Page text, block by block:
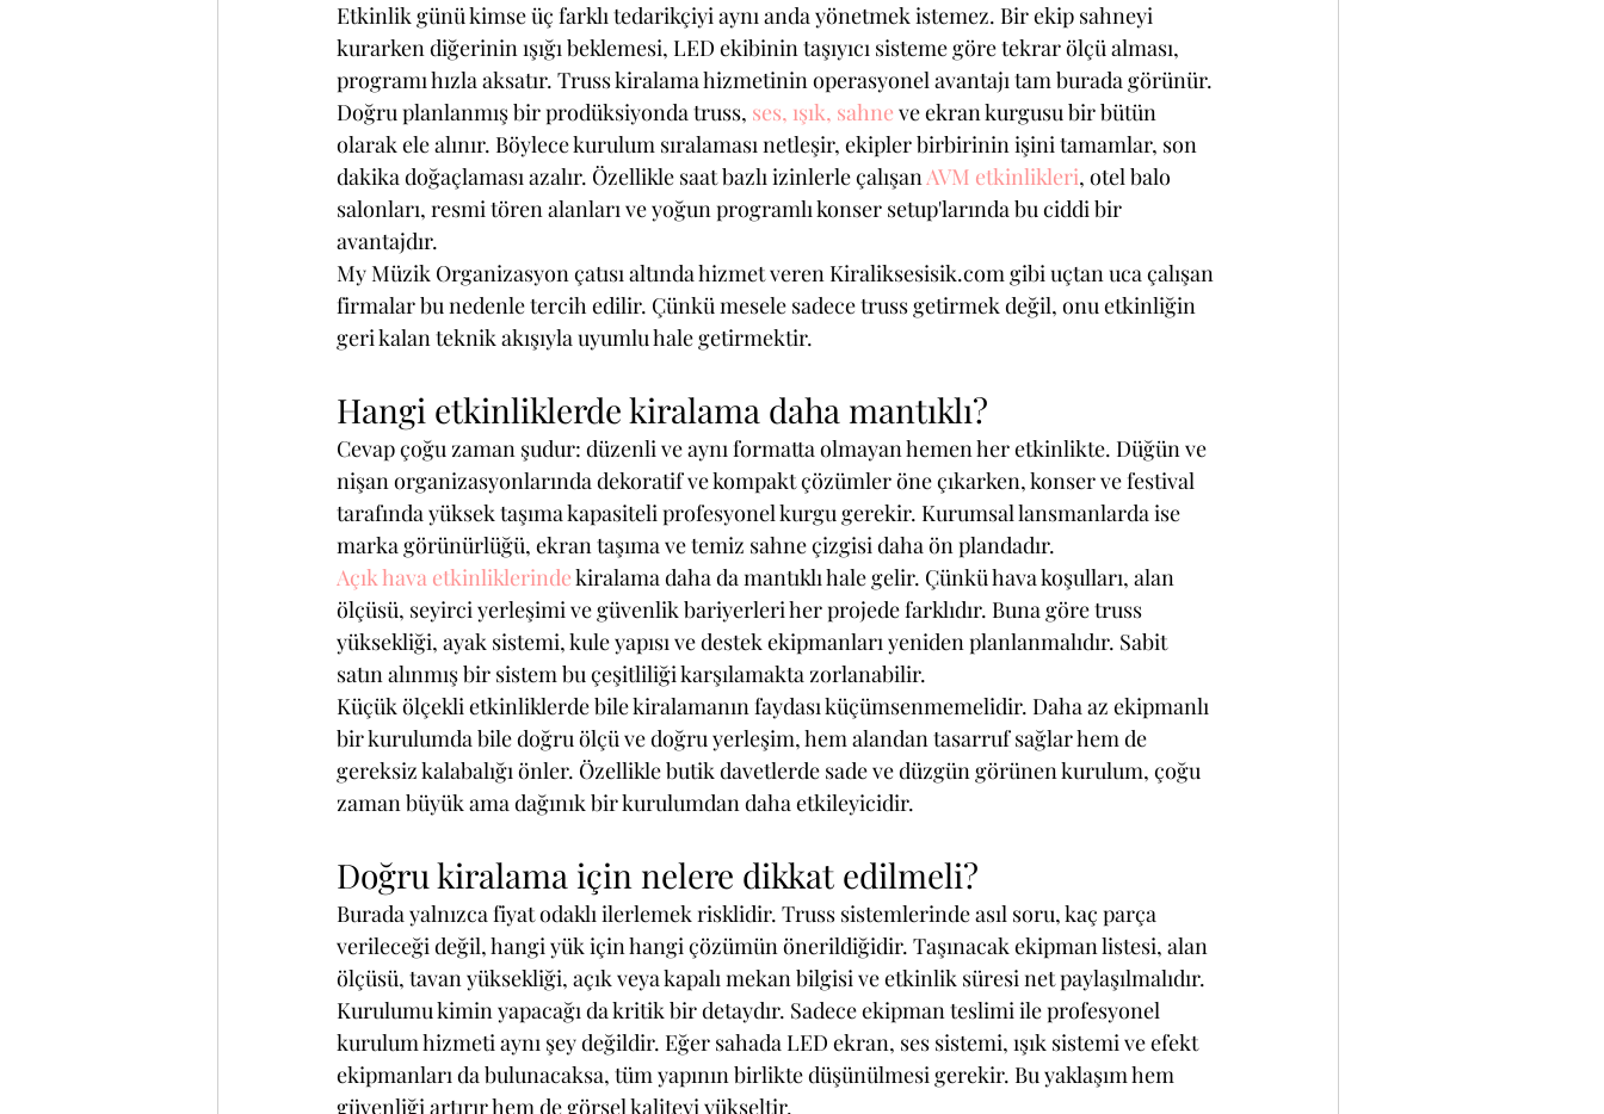
Etkinlik günü kimse üç farklı tedarikçiyi aynı anda yönetmek istemez. Bir ekip sahneyi
kurarken diğerinin ışığı beklemesi, LED ekibinin taşıyıcı sisteme göre tekrar ölçü alması,
programı hızla aksatır. Truss kiralama hizmetinin operasyonel avantajı tam burada görünür.
Doğru planlanmış bir prodüksiyonda truss, ses, ışık, sahne ve ekran kurgusu bir bütün
olarak ele alınır. Böylece kurulum sıralaması netleşir, ekipler birbirinin işini tamamlar, son
dakika doğaçlaması azalır. Özellikle saat bazlı izinlerle çalışan AVM etkinlikleri, otel balo
salonları, resmi tören alanları ve yoğun programlı konser setup'larında bu ciddi bir
avantajdır.
My Müzik Organizasyon çatısı altında hizmet veren Kiraliksesisik.com gibi uçtan uca çalışan
firmalar bu nedenle tercih edilir. Çünkü mesele sadece truss getirmek değil, onu etkinliğin
geri kalan teknik akışıyla uyumlu hale getirmektir.
Hangi etkinliklerde kiralama daha mantıklı?
Cevap çoğu zaman şudur: düzenli ve aynı formatta olmayan hemen her etkinlikte. Düğün ve
nişan organizasyonlarında dekoratif ve kompakt çözümler öne çıkarken, konser ve festival
tarafında yüksek taşıma kapasiteli profesyonel kurgu gerekir. Kurumsal lansmanlarda ise
marka görünürlüğü, ekran taşıma ve temiz sahne çizgisi daha ön plandadır.
Açık hava etkinliklerinde kiralama daha da mantıklı hale gelir. Çünkü hava koşulları, alan
ölçüsü, seyirci yerleşimi ve güvenlik bariyerleri her projede farklıdır. Buna göre truss
yüksekliği, ayak sistemi, kule yapısı ve destek ekipmanları yeniden planlanmalıdır. Sabit
satın alınmış bir sistem bu çeşitliliği karşılamakta zorlanabilir.
Küçük ölçekli etkinliklerde bile kiralamanın faydası küçümsenmemelidir. Daha az ekipmanlı
bir kurulumda bile doğru ölçü ve doğru yerleşim, hem alandan tasarruf sağlar hem de
gereksiz kalabalığı önler. Özellikle butik davetlerde sade ve düzgün görünen kurulum, çoğu
zaman büyük ama dağınık bir kurulumdan daha etkileyicidir.
Doğru kiralama için nelere dikkat edilmeli?
Burada yalnızca fiyat odaklı ilerlemek risklidir. Truss sistemlerinde asıl soru, kaç parça
verileceği değil, hangi yük için hangi çözümün önerildiğidir. Taşınacak ekipman listesi, alan
ölçüsü, tavan yüksekliği, açık veya kapalı mekan bilgisi ve etkinlik süresi net paylaşılmalıdır.
Kurulumu kimin yapacağı da kritik bir detaydır. Sadece ekipman teslimi ile profesyonel
kurulum hizmeti aynı şey değildir. Eğer sahada LED ekran, ses sistemi, ışık sistemi ve efekt
ekipmanları da bulunacaksa, tüm yapının birlikte düşünülmesi gerekir. Bu yaklaşım hem
güvenliği artırır hem de görsel kaliteyi yükseltir.